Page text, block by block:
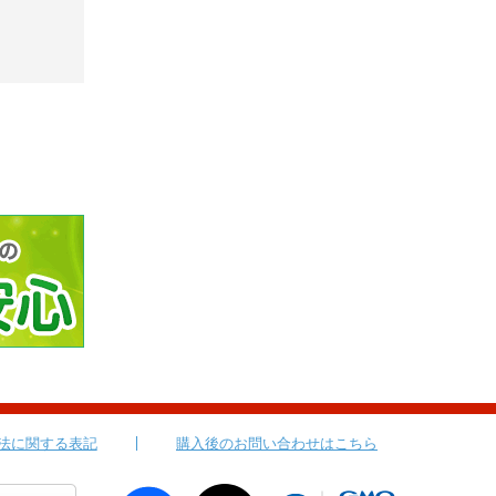
に関する表記 購入後のお問い合わせはこちら